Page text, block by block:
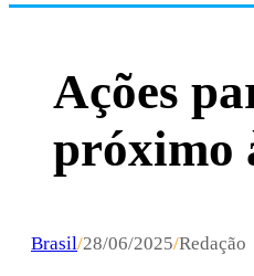
Ações
próximo
Brasil/28/06/2025/Redação